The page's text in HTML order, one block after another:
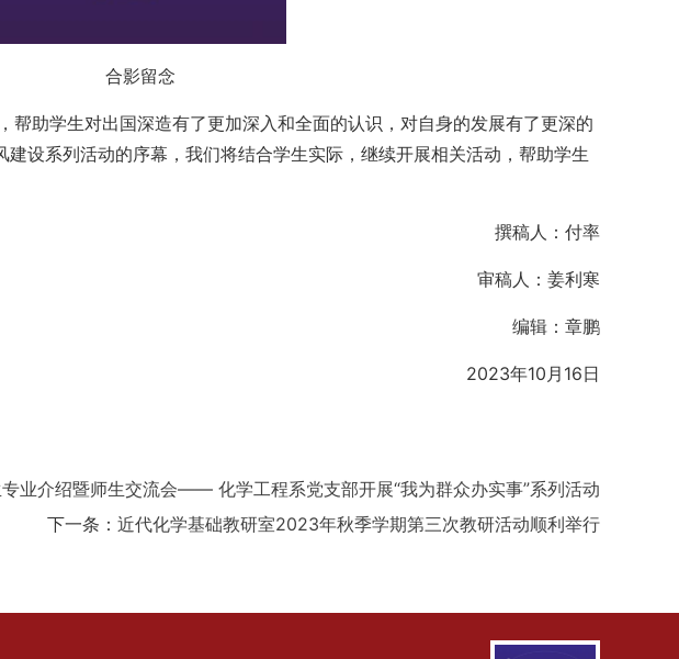
合影留念
帮助学生对出国深造有了更加深入和全面的认识，对自身的发展有了更深的
建设系列活动的序幕，我们将结合学生实际，继续开展相关活动，帮助学生
撰稿人：付率
审稿人：姜利寒
编辑：章鹏
2023年10月16日
业介绍暨师生交流会—— 化学工程系党支部开展“我为群众办实事”系列活动
下一条： 近代化学基础教研室2023年秋季学期第三次教研活动顺利举行